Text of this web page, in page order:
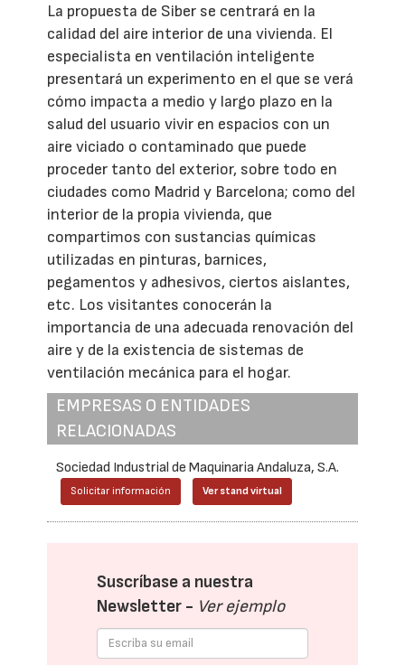
La propuesta de Siber se centrará en la
calidad del aire interior de una vivienda. El
especialista en ventilación inteligente
presentará un experimento en el que se verá
cómo impacta a medio y largo plazo en la
salud del usuario vivir en espacios con un
aire viciado o contaminado que puede
proceder tanto del exterior, sobre todo en
ciudades como Madrid y Barcelona; como del
interior de la propia vivienda, que
compartimos con sustancias químicas
utilizadas en pinturas, barnices,
pegamentos y adhesivos, ciertos aislantes,
etc. Los visitantes conocerán la
importancia de una adecuada renovación del
aire y de la existencia de sistemas de
ventilación mecánica para el hogar.
EMPRESAS O ENTIDADES
RELACIONADAS
Sociedad Industrial de Maquinaria Andaluza, S.A.
Solicitar información Ver stand virtual
Suscríbase a nuestra
Newsletter - Ver ejemplo